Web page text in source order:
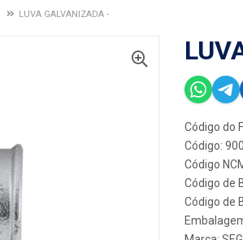
LUVA GALVANIZADA -
Código do
Código:
Código
Código de
Código de